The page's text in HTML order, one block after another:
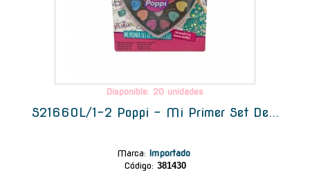
Disponible: 20 unidades
S21660L/1-2 Poppi - Mi Primer Set De...
Marca: Importado
Código: 381430